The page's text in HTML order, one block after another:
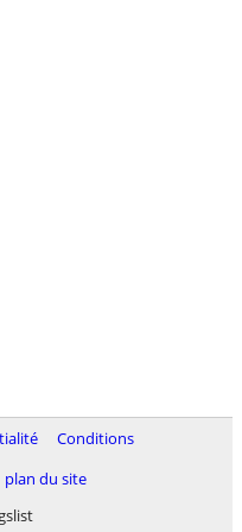
Conditions
plan du site